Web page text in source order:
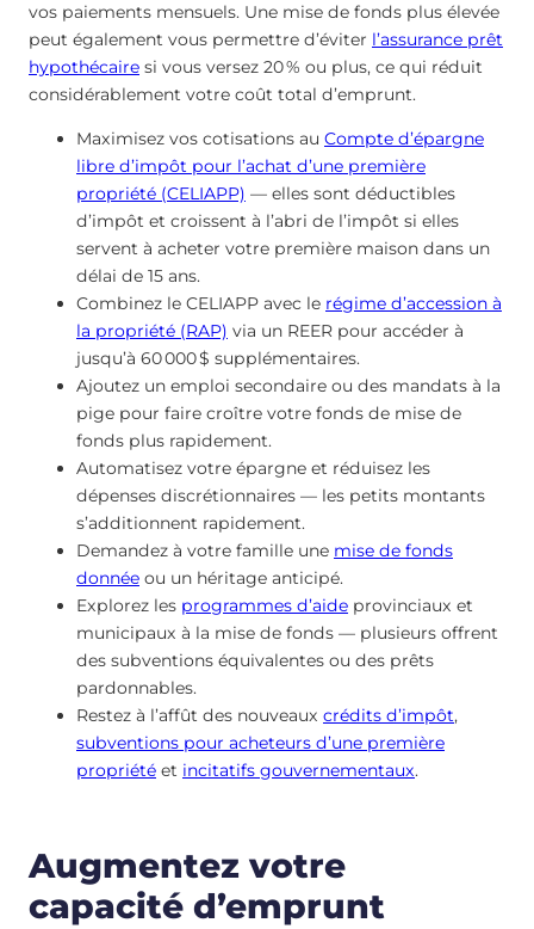
vos paiements mensuels. Une mise de fonds plus élevée
peut également vous permettre d’éviter l’assurance prêt
hypothécaire si vous versez 20 % ou plus, ce qui réduit
considérablement votre coût total d’emprunt.
Maximisez vos cotisations au Compte d’épargne
libre d’impôt pour l’achat d’une première
propriété (CELIAPP) — elles sont déductibles
d’impôt et croissent à l’abri de l’impôt si elles
servent à acheter votre première maison dans un
délai de 15 ans.
Combinez le CELIAPP avec le régime d’accession à
la propriété (RAP) via un REER pour accéder à
jusqu’à 60 000 $ supplémentaires.
Ajoutez un emploi secondaire ou des mandats à la
pige pour faire croître votre fonds de mise de
fonds plus rapidement.
Automatisez votre épargne et réduisez les
dépenses discrétionnaires — les petits montants
s’additionnent rapidement.
Demandez à votre famille une mise de fonds
donnée ou un héritage anticipé.
Explorez les programmes d’aide provinciaux et
municipaux à la mise de fonds — plusieurs offrent
des subventions équivalentes ou des prêts
pardonnables.
Restez à l’affût des nouveaux crédits d’impôt,
subventions pour acheteurs d’une première
propriété et incitatifs gouvernementaux.
Augmentez votre
capacité d’emprunt